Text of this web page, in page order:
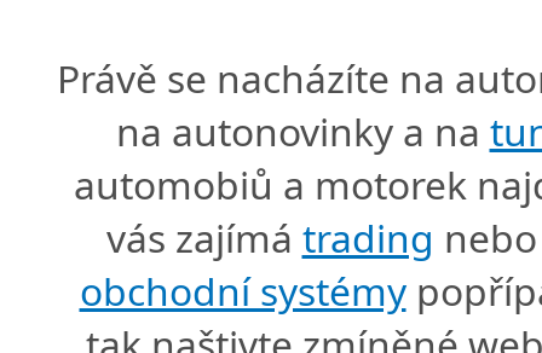
Právě se nacházíte na
na autonovinky a na
automobiů a motorek
vás zajímá trading
obchodní systémy